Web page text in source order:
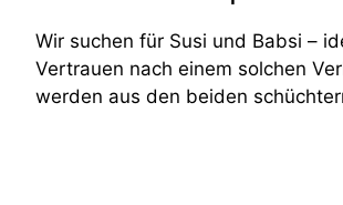
Wir suchen für Susi und Babsi –
Vertrauen nach einem solchen
werden aus den beiden